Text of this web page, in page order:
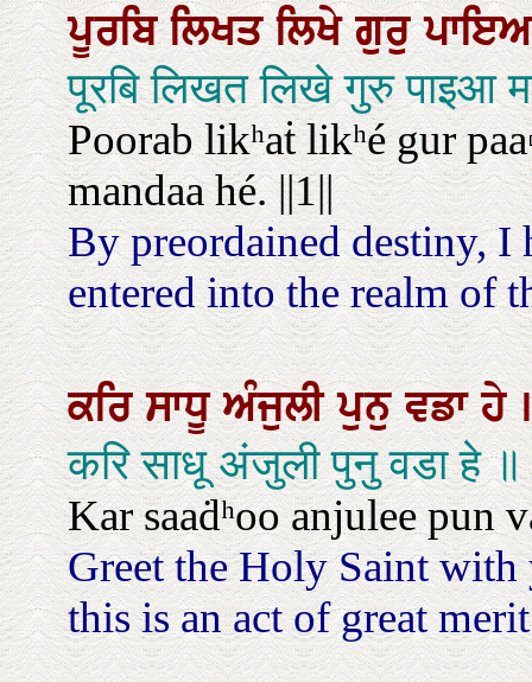
ਪੂਰਬਿਲਿਖਤਲਿਖੇਗੁਰੁ
पूरबि लिखत लिखे गुरु पाइआ
Poorab likʰaṫ likʰé gur
mandaa hé. ||1||
By preordained destiny, I
entered into the realm of
ਕਰਿਸਾਧੂਅੰਜੁਲੀਪੁਨੁਵਡਾਹੇ
करि साधू अंजुली पुनु वडा हे ॥
Kar saaḋʰoo anjulee pun
Greet the Holy Saint with
this is an act of great